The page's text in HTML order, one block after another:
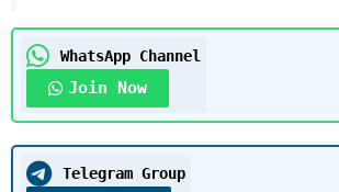
WhatsApp Channel
Join Now
Telegram Group